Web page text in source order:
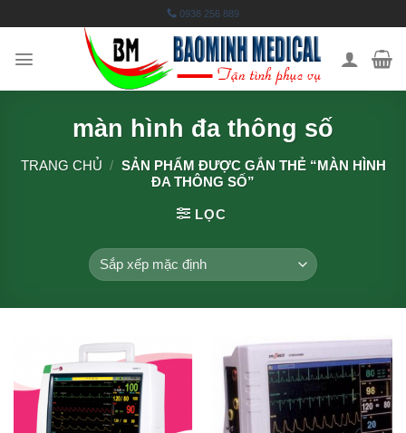
to
content
0938 256 889
màn hình đa thông số
TRANG CHỦ / SẢN PHẨM ĐƯỢC GẮN THẺ “MÀN HÌNH
ĐA THÔNG SỐ”
LỌC